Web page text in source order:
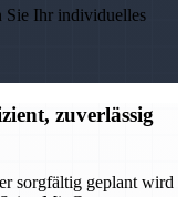
Sie Ihr individuelles
zuverlässig
sorgfältig geplant wird